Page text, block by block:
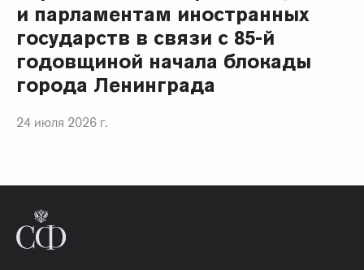
и парламентам иностранных
государств в связи с 85-й
годовщиной начала блокады
города Ленинграда
24 июля 2026 г.